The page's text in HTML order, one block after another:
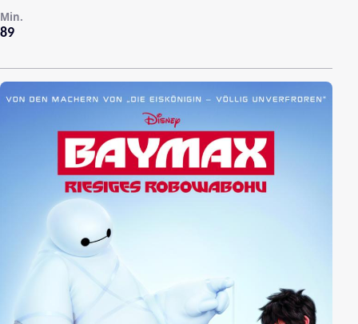
89
Min.